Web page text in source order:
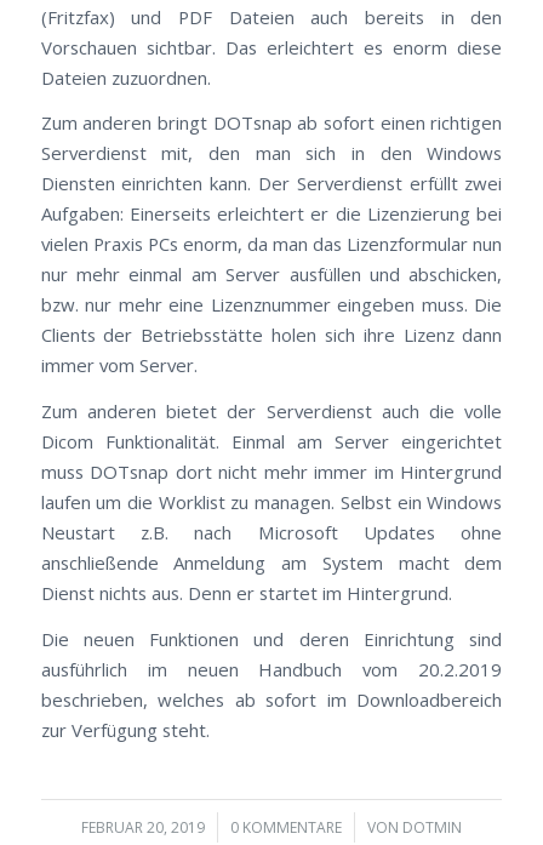
(Fritzfax) und PDF Dateien auch bereits in den
Vorschauen sichtbar. Das erleichtert es enorm diese
Dateien zuzuordnen.
Zum anderen bringt DOTsnap ab sofort einen richtigen
Serverdienst mit, den man sich in den Windows
Diensten einrichten kann. Der Serverdienst erfüllt zwei
Aufgaben: Einerseits erleichtert er die Lizenzierung bei
vielen Praxis PCs enorm, da man das Lizenzformular nun
nur mehr einmal am Server ausfüllen und abschicken,
bzw. nur mehr eine Lizenznummer eingeben muss. Die
Clients der Betriebsstätte holen sich ihre Lizenz dann
immer vom Server.
Zum anderen bietet der Serverdienst auch die volle
Dicom Funktionalität. Einmal am Server eingerichtet
muss DOTsnap dort nicht mehr immer im Hintergrund
laufen um die Worklist zu managen. Selbst ein Windows
Neustart z.B. nach Microsoft Updates ohne
anschließende Anmeldung am System macht dem
Dienst nichts aus. Denn er startet im Hintergrund.
Die neuen Funktionen und deren Einrichtung sind
ausführlich im neuen Handbuch vom 20.2.2019
beschrieben, welches ab sofort im Downloadbereich
zur Verfügung steht.
FEBRUAR 20, 2019
/ 0 KOMMENTARE
/ VON DOTMIN